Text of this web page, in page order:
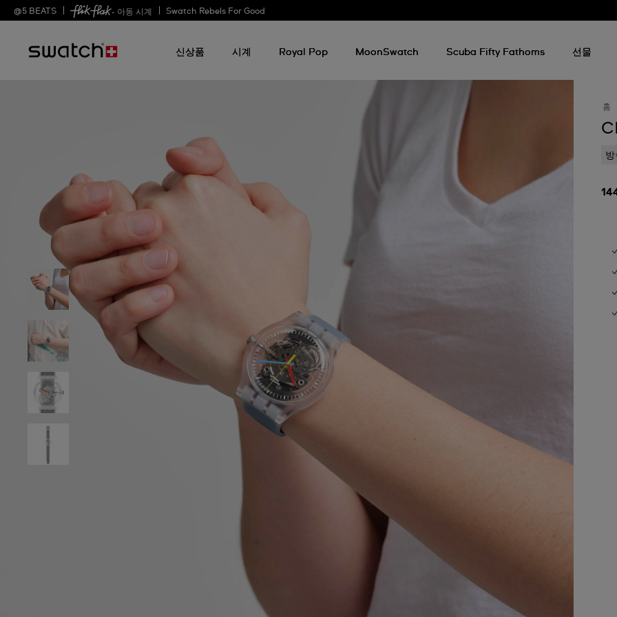
@5 BEATS - 아동 시계 Swatch Rebels For Good
신상품 시계 Royal Pop MoonSwatch Scuba Fifty Fathoms 선물
홈